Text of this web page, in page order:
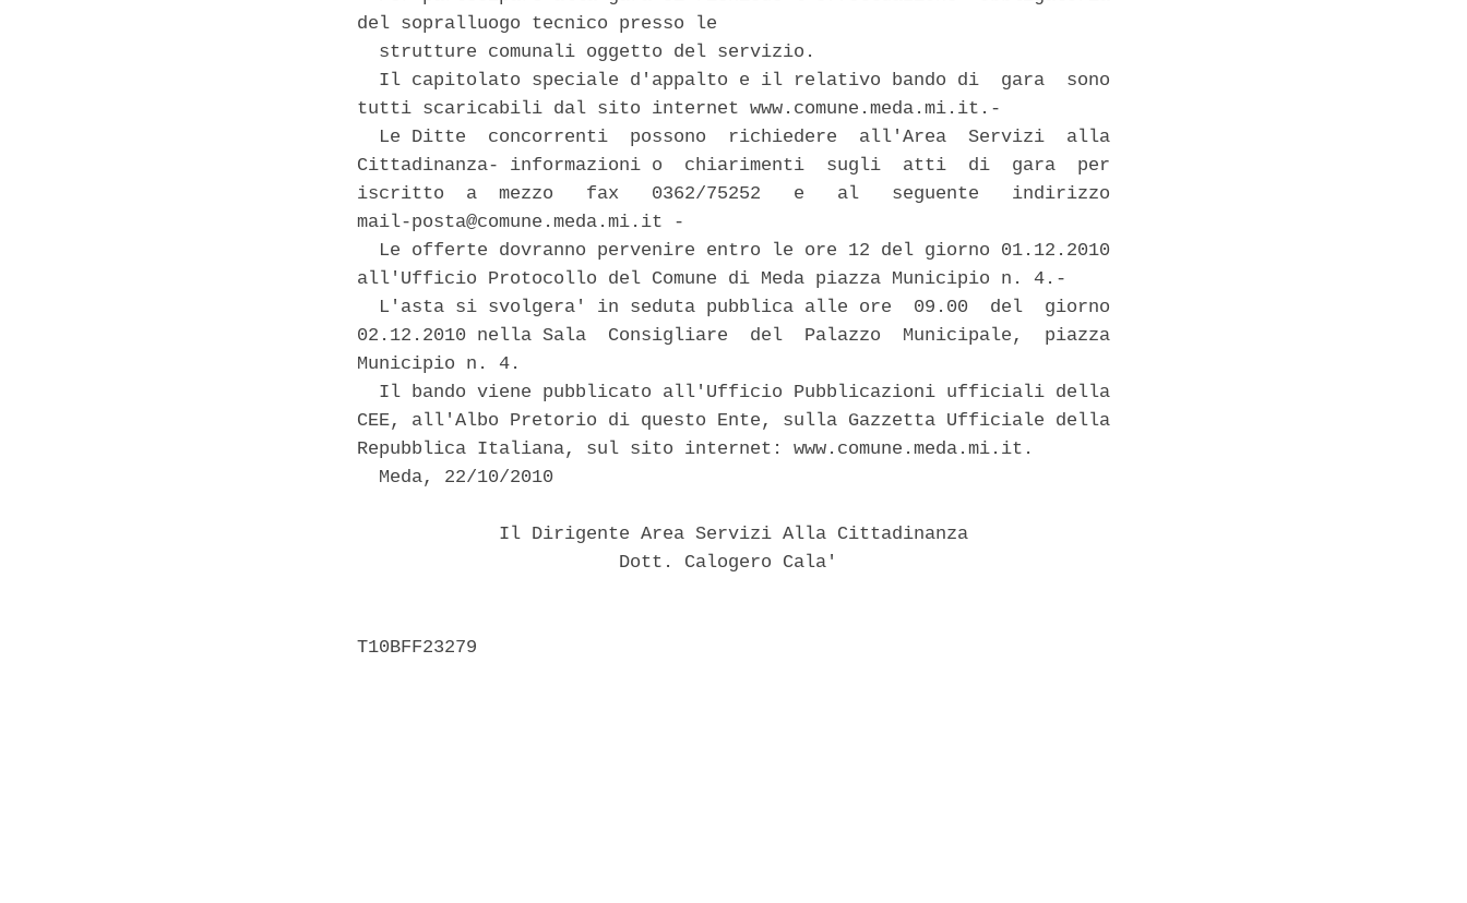
del sopralluogo tecnico presso le
  strutture comunali oggetto del servizio.
  Il capitolato speciale d'appalto e il relativo bando di  gara  sono
tutti scaricabili dal sito internet www.comune.meda.mi.it.-
  Le Ditte  concorrenti  possono  richiedere  all'Area  Servizi  alla
Cittadinanza- informazioni o  chiarimenti  sugli  atti  di  gara  per
iscritto  a  mezzo   fax   0362/75252   e   al   seguente   indirizzo
mail-posta@comune.meda.mi.it -
  Le offerte dovranno pervenire entro le ore 12 del giorno 01.12.2010
all'Ufficio Protocollo del Comune di Meda piazza Municipio n. 4.-
  L'asta si svolgera' in seduta pubblica alle ore  09.00  del  giorno
02.12.2010 nella Sala  Consigliare  del  Palazzo  Municipale,  piazza
Municipio n. 4.
  Il bando viene pubblicato all'Ufficio Pubblicazioni ufficiali della
CEE, all'Albo Pretorio di questo Ente, sulla Gazzetta Ufficiale della
Repubblica Italiana, sul sito internet: www.comune.meda.mi.it.
  Meda, 22/10/2010
             Il Dirigente Area Servizi Alla Cittadinanza
                        Dott. Calogero Cala'